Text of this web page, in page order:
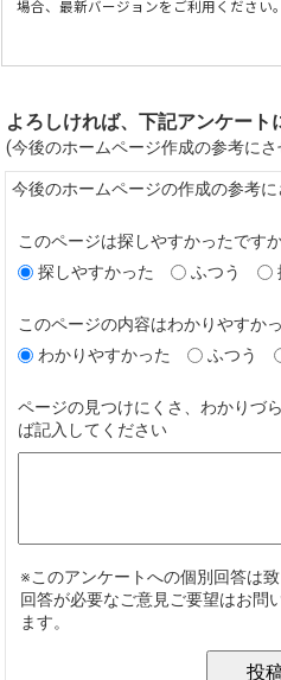
場合、最新バージョンをご利用ください。